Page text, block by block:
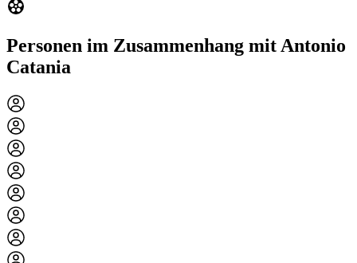
Personen im Zusammenhang mit Antonio
Catania